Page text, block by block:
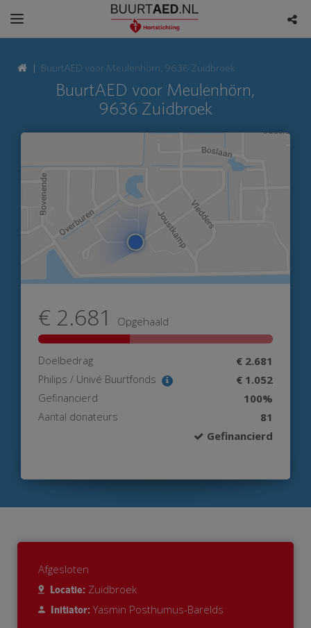
BuurtAED voor Meulenhörn, 9636 Zuidbroek
BuurtAED voor Meulenhörn,
9636 Zuidbroek
€ 2.681 Opgehaald
Doelbedrag € 2.681
Philips / Univé Buurtfonds € 1.052
Gefinancierd 100%
Aantal donateurs
81
Gefinancierd
Afgesloten
Locatie: Zuidbroek
Initiator: Yasmin Posthumus-Barelds